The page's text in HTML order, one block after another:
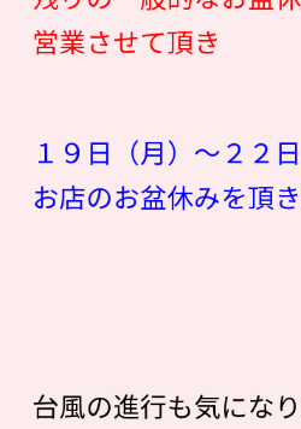
営業させて頂き
１９日（月）〜２２
お店のお盆休みを頂
台風の進行も気にな